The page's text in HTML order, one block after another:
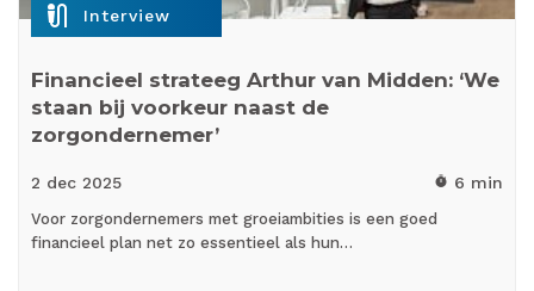
mic_external_on Interview
Financieel strateeg Arthur van Midden: ‘We
staan bij voorkeur naast de
zorgondernemer’
2 dec 2025 timer 6 min
Voor zorgondernemers met groeiambities is een goed
financieel plan net zo essentieel als hun…